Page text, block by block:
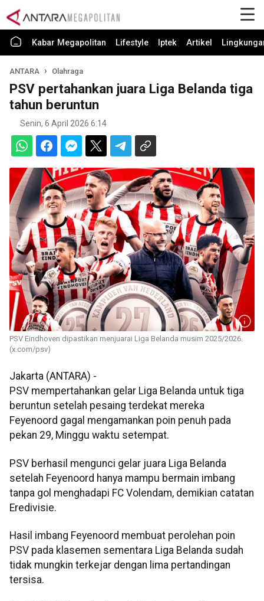
Kabar Megapolitan Lifestyle Iptek Artikel
ANTARA Olahraga
PSV pertahankan juara Liga Belanda tiga
tahun beruntun
Senin, 6 April 2026 6:14
PSV Eindhoven dipastikan menjuarai Liga Belanda musim 2025/2026.
(x.com/psv)
Jakarta (ANTARA) -
PSV mempertahankan gelar Liga Belanda untuk tiga
beruntun setelah pesaing terdekat mereka
Feyenoord gagal mengamankan poin penuh pada
pekan 29, Minggu waktu setempat.
PSV berhasil mengunci gelar juara Liga Belanda
setelah Feyenoord hanya mampu bermain imbang
tanpa gol menghadapi FC Volendam, demikian catatan
Eredivisie.
Hasil imbang Feyenoord membuat perolehan poin
PSV pada klasemen sementara Liga Belanda sudah
tidak mungkin terkejar dengan lima pertandingan
tersisa.